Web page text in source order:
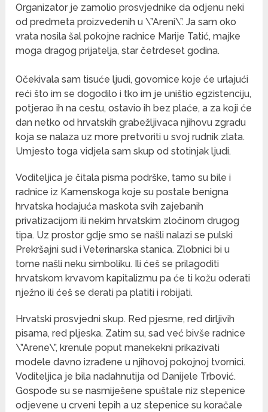
Organizator je zamolio prosvjednike da odjenu neki
od predmeta proizvedenih u \”Areni\”. Ja sam oko
vrata nosila šal pokojne radnice Marije Tatić, majke
moga dragog prijatelja, star četrdeset godina.
Očekivala sam tisuće ljudi, govornice koje će urlajući
reći što im se dogodilo i tko im je uništio egzistenciju,
potjerao ih na cestu, ostavio ih bez plaće, a za koji će
dan netko od hrvatskih grabežljivaca njihovu zgradu
koja se nalaza uz more pretvoriti u svoj rudnik zlata.
Umjesto toga vidjela sam skup od stotinjak ljudi.
Voditeljica je čitala pisma podrške, tamo su bile i
radnice iz Kamenskoga koje su postale benigna
hrvatska hodajuća maskota svih zajebanih
privatizacijom ili nekim hrvatskim zločinom drugog
tipa. Uz prostor gdje smo se našli nalazi se pulski
Prekršajni sud i Veterinarska stanica. Zlobnici bi u
tome našli neku simboliku. Ili ćeš se prilagoditi
hrvatskom krvavom kapitalizmu pa će ti kožu oderati
nježno ili ćeš se derati pa platiti i robijati.
Hrvatski prosvjedni skup. Red pjesme, red dirljivih
pisama, red pljeska. Zatim su, sad već bivše radnice
\”Arene\”, krenule poput manekekni prikazivati
modele davno izrađene u njihovoj pokojnoj tvornici.
Voditeljica je bila nadahnutija od Danijele Trbović.
Gospođe su se nasmiješene spuštale niz stepenice
odjevene u crveni tepih a uz stepenice su koračale